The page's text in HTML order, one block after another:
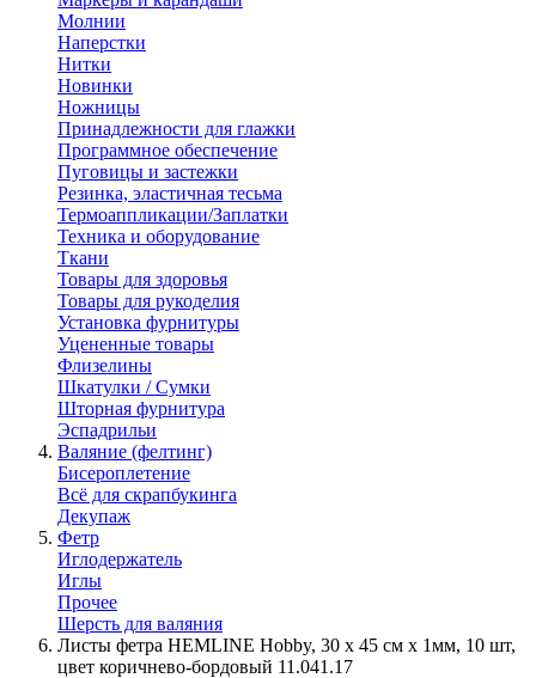
Молнии
Наперстки
Нитки
Новинки
Ножницы
Принадлежности для глажки
Программное обеспечение
Пуговицы и застежки
Резинка, эластичная тесьма
Термоаппликации/Заплатки
Техника и оборудование
Ткани
Товары для здоровья
Товары для рукоделия
Установка фурнитуры
Уцененные товары
Флизелины
Шкатулки / Сумки
Шторная фурнитура
Эспадрильи
Валяние (фелтинг)
Бисероплетение
Всё для скрапбукинга
Декупаж
Фетр
Иглодержатель
Иглы
Прочее
Шерсть для валяния
Листы фетра HEMLINE Hobby, 30 х 45 см х 1мм, 10 шт,
цвет коричнево-бордовый 11.041.17